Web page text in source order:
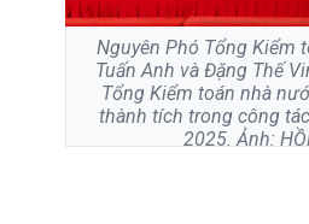
Nguyên Phó Tổng Kiểm
Tuấn Anh và Đặng Thế
Tổng Kiểm toán nhà
thành tích trong công
2025. Ảnh: